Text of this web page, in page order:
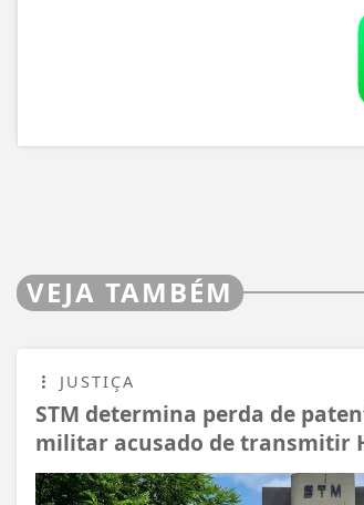
VEJA TAMBÉM
JUSTIÇA
STM determina perda de
militar acusado de transmitir